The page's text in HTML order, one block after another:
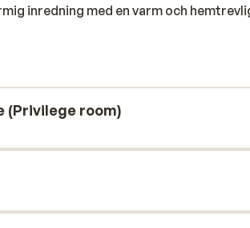
inredning med en varm och
spis där du kan värma upp efter en
lite avkoppling efter en dag i snön?
i bastun!
(Privilege room)